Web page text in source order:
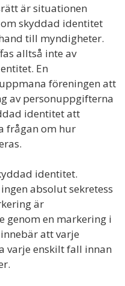
är situationen
skyddad identitet
till myndigheter.
alltså inte av
En
föreningen att
av personuppgifterna
identitet att
frågan om hur
identitet.
absolut sekretess
är
genom en markering i
att varje
varje enskilt fall innan